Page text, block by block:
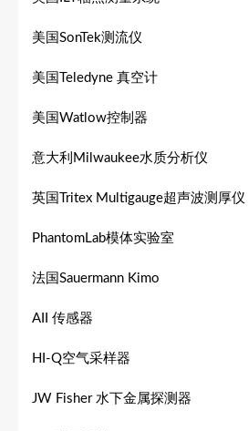
美国SonTek测流仪
美国Teledyne 真空计
美国Watlow控制器
意大利Milwaukee水质分析仪
英国Tritex Multigauge超声波测厚仪
PhantomLab模体实验室
法国Sauermann Kimo
AII 传感器
HI-Q空气采样器
JW Fisher 水下金属探测器